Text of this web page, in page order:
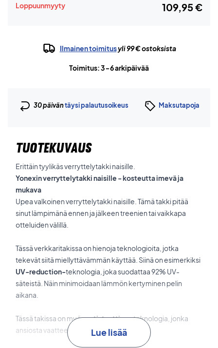
Loppuunmyyty 109,95 €
Ilmainen toimitusyli 99 € ostoksista
Toimitus: 3-6 arkipäivää
30 päiväntäysi palautusoikeus Maksutapoja
TUOTEKUVAUS
Erittäin tyylikäs verryttelytakki naisille.
Yonexin verryttelytakki naisille - kosteutta imevä ja
mukava
Upea valkoinen verryttelytakki naisille. Tämä takki pitää
sinut lämpimänä ennen ja jälkeen treenien tai vaikkapa
otteluiden välillä.
Tässä verkkaritakissa on hienoja teknologioita, jotka
tekevät siitä miellyttävämmän käyttää. Siinä on esimerkiksi
UV-reduction-teknologia, joka suodattaa 92% UV-
säteistä. Näin minimoidaan lämmön kertyminen pelin
aikana.
Tässä takissa on myösantistaattinenteknologia, jonka
ansiosta vaatteet eivät tule sähköisiksi.
Lue lisää